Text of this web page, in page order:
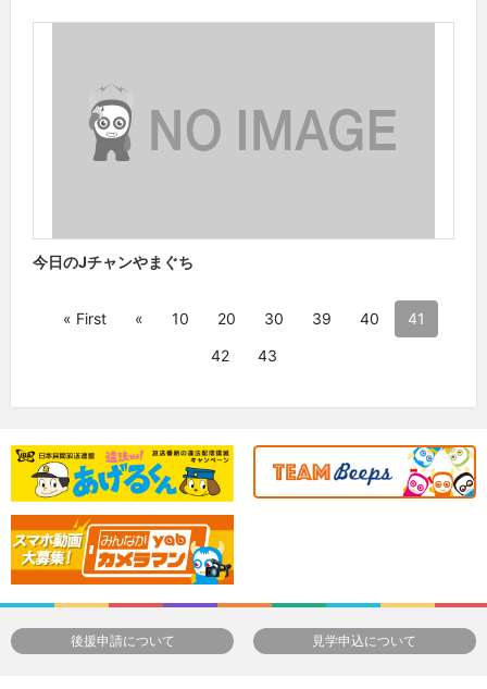
今日のJチャンやまぐち
« First « 10 20 30 39 40
41
42
43
後援申請について 見学申込について